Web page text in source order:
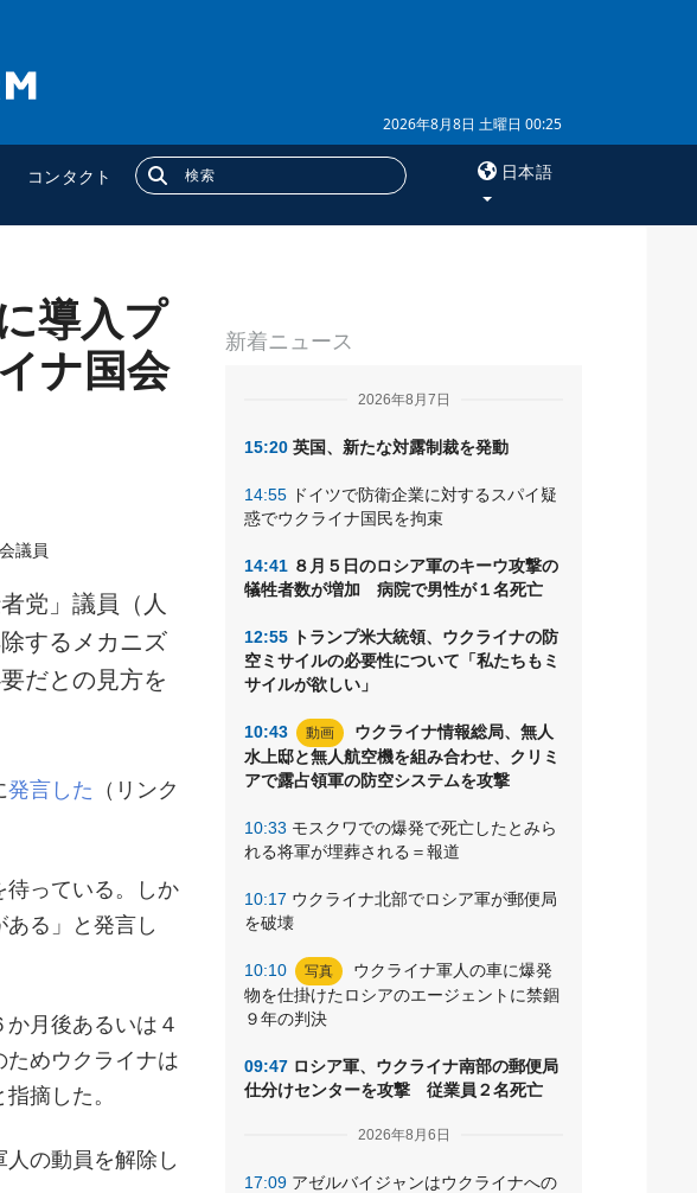
2026年8月8日 土曜日 00:25
コンタクト 日本語
ビュー
購読
新着ニュース
2026年8月7日
15:20 英国、新たな対露制裁を発動
14:55 ドイツで防衛企業に対するスパイ疑
惑でウクライナ国民を拘束
14:41 ８月５日のロシア軍のキーウ攻撃の
犠牲者数が増加 病院で男性が１名死亡
12:55 トランプ米大統領、ウクライナの防
空ミサイルの必要性について「私たちもミ
サイルが欲しい」
10:43 動画
ウクライナ情報総局、無人
水上邸と無人航空機を組み合わせ、クリミ
アで露占領軍の防空システムを攻撃
10:33 モスクワでの爆発で死亡したとみら
れる将軍が埋葬される＝報道
10:17 ウクライナ北部でロシア軍が郵便局
を破壊
10:10 写真
ウクライナ軍人の車に爆発
物を仕掛けたロシアのエージェントに禁錮
９年の判決
09:47 ロシア軍、ウクライナ南部の郵便局
仕分けセンターを攻撃 従業員２名死亡
2026年8月6日
17:09 アゼルバイジャンはウクライナへの
導入プ
ナ国会
党」議員（人
するメカニズ
だとの見方を
発言した （リンク
待っている。しか
る」と発言し
月後あるいは４
ためウクライナは
摘した。
の動員を解除し